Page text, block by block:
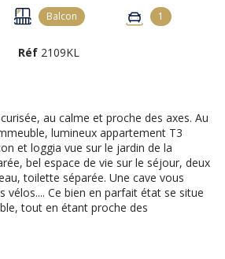
Balcon 1
Réf 2109KL
au calme et proche des axes. Au
lumineux appartement T3
et loggia vue sur le jardin de la
bel espace de vie sur le séjour, deux
toilette séparée. Une cave vous
vélos.... Ce bien en parfait état se situe
tout en étant proche des